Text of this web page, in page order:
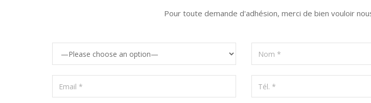
Pour toute demande d'adhésion, merci de bien vouloir